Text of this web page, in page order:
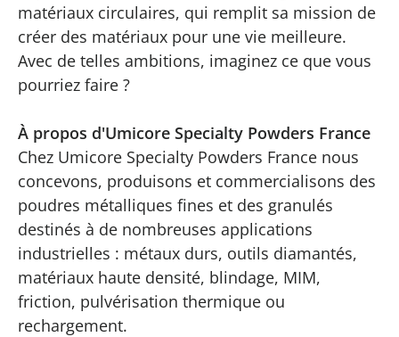
matériaux circulaires, qui remplit sa mission de
créer des matériaux pour une vie meilleure.
Avec de telles ambitions, imaginez ce que vous
pourriez faire ?
À propos d'Umicore Specialty Powders France
Chez Umicore Specialty Powders France nous
concevons, produisons et commercialisons des
poudres métalliques fines et des granulés
destinés à de nombreuses applications
industrielles : métaux durs, outils diamantés,
matériaux haute densité, blindage, MIM,
friction, pulvérisation thermique ou
rechargement.